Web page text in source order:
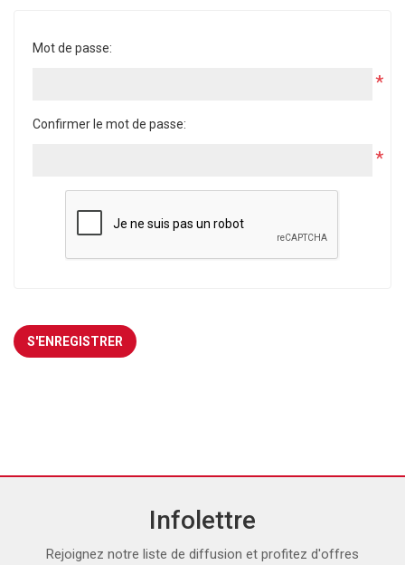
Mot de passe:
*
Confirmer le mot de passe:
*
Infolettre
Rejoignez notre liste de diffusion et profitez d'offres